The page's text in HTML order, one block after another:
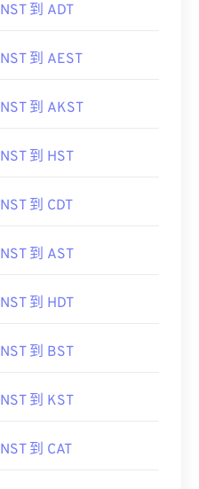
NST 到 ADT
NST 到 AEST
NST 到 AKST
NST 到 HST
NST 到 CDT
NST 到 AST
NST 到 HDT
NST 到 BST
NST 到 KST
NST 到 CAT